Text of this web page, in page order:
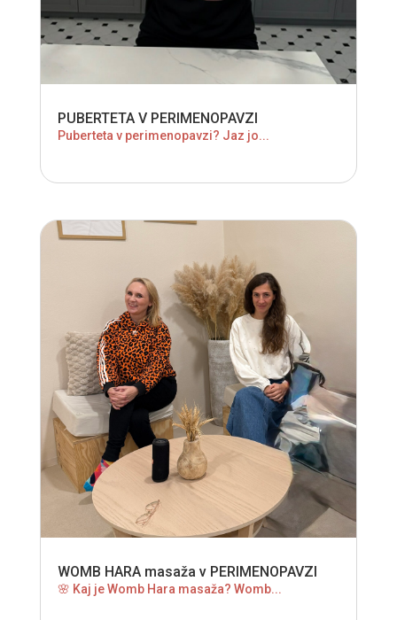
PUBERTETA V PERIMENOPAVZI
Puberteta v perimenopavzi? Jaz jo...
WOMB HARA masaža v PERIMENOPAVZI
🌸 Kaj je Womb Hara masaža? Womb...